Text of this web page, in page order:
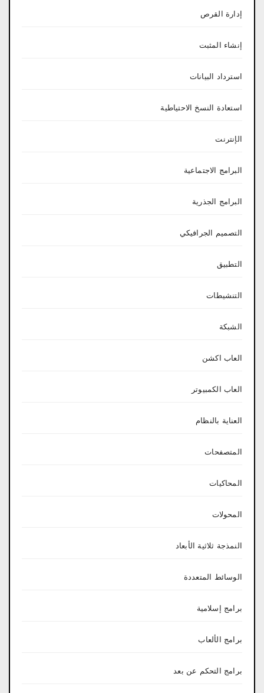
إدارة القرص
إنشاء المثبت
استرداد البيانات
استعادة النسخ الاحتياطية
الإنترنت
البرامج الاجتماعية
البرامج الجذرية
التصميم الجرافيكي
التطبيق
التنشيطات
الشبكة
العاب اكشن
العاب الكمبيوتر
العناية بالنظام
المتصفحات
المحاكيات
المحولات
النمذجة ثلاثية الأبعاد
الوسائط المتعددة
برامج إسلامية
برامج الألعاب
برامج التحكم عن بعد